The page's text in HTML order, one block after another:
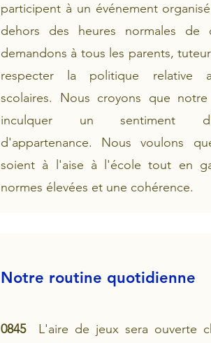
participent à un événement
dehors des heures normales de
demandons à tous les parents,
respecter la politique relative
scolaires. Nous croyons que
inculquer un sentiment
d'appartenance. Nous voulons
soient à l'aise à l'école tout en
normes élevées et une cohérence.​
Notre routine quotidienne
0845
L'aire de jeux sera ouverte